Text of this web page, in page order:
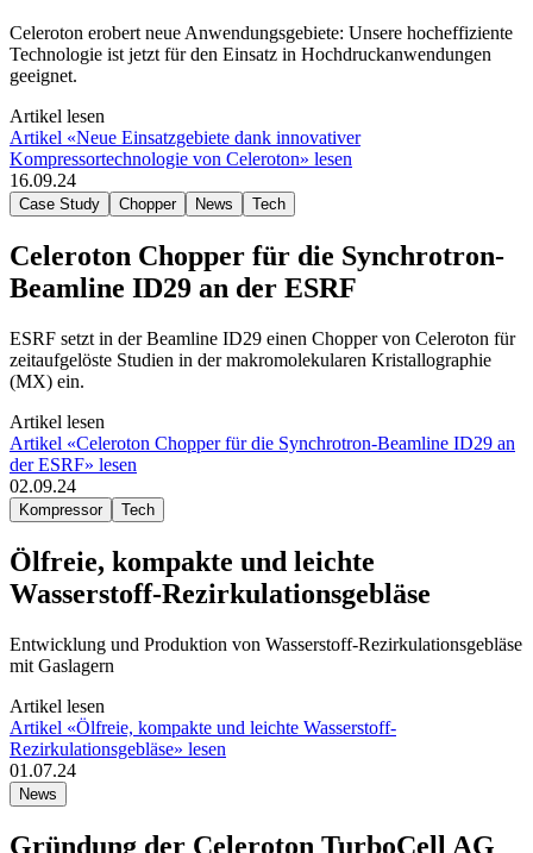
Celeroton erobert neue Anwendungsgebiete: Unsere hocheffiziente
Technologie ist jetzt für den Einsatz in Hochdruckanwendungen
geeignet.
Artikel lesen
Artikel «Neue Einsatzgebiete dank innovativer
Kompressortechnologie von Celeroton» lesen
16.09.24
Case Study Chopper News Tech
Celeroton Chopper für die Synchrotron-
Beamline ID29 an der ESRF
ESRF setzt in der Beamline ID29 einen Chopper von Celeroton für
zeitaufgelöste Studien in der makromolekularen Kristallographie
(MX) ein.
Artikel lesen
Artikel «Celeroton Chopper für die Synchrotron-Beamline ID29 an
der ESRF» lesen
02.09.24
Kompressor Tech
Ölfreie, kompakte und leichte
Wasserstoff-Rezirkulationsgebläse
Entwicklung und Produktion von Wasserstoff-Rezirkulationsgebläse
mit Gaslagern
Artikel lesen
Artikel «Ölfreie, kompakte und leichte Wasserstoff-
Rezirkulationsgebläse» lesen
01.07.24
News
Gründung der Celeroton TurboCell AG